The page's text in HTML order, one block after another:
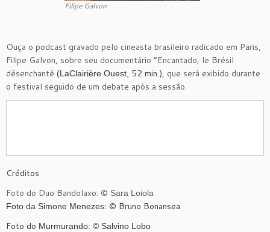
Filipe Galvon
Ouça o podcast gravado pelo cineasta brasileiro radicado em Paris,
Filipe Galvon, sobre seu documentário “Encantado, le Brésil
désenchanté (LaClairière Ouest, 52 min.), que será exibido durante
o festival seguido de um debate após a sessão.
Créditos
Foto do Duo Bandolaxo: © Sara Loiola
Foto da Simone Menezes: © Bruno Bonansea
Foto do Murmurando: © Salvino Lobo